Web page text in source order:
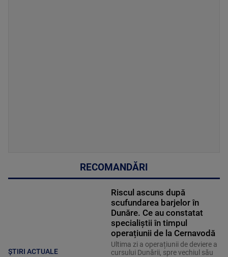
RECOMANDĂRI
ȘTIRI ACTUALE
Riscul ascuns după
scufundarea barjelor în
Dunăre. Ce au constatat
specialiștii în timpul
operațiunii de la Cernavodă
Ultima zi a operațiunii de deviere a
cursului Dunării, spre vechiul său